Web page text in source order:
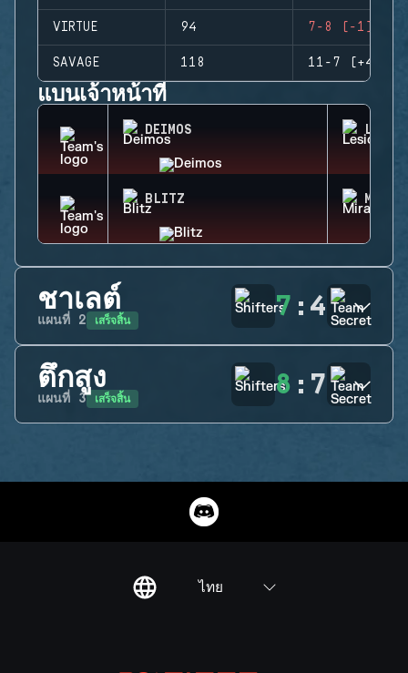
VIRTUE 94 7-8 (-1)
SAVAGE 118 11-7 (+4)
แบนเจ้าหน้าที่
DEIMOS
BLITZ MIRA
ชาเลต์
แผนที่ 2 เสร็จสิ้น 7 : 4
ตึกสูง
แผนที่ 3 เสร็จสิ้น 8 : 7
ไทย